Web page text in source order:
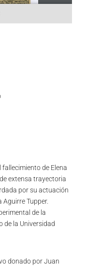
fallecimiento de Elena
extensa trayectoria
por su actuación
Aguirre Tupper.
de la
de la Universidad
donado por Juan